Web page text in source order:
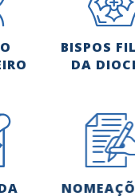
BISPOS
DA